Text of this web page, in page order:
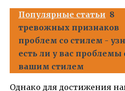
Популярные статьи 8
тревожных признаков
проблем со стилем -
есть ли у вас проблемы
вашим стилем
Однако для достижения